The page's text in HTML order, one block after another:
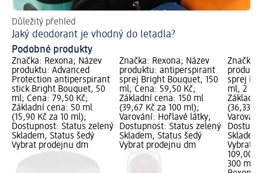
Důležitý přehled
Jaký deodorant je vhodný do letadla?
Podobné produkty
Značka: Rexona; Název
produktu: Advanced
Protection antiperspirant
stick Bright Bouquet, 50
ml; Cena: 79,50 Kč;
Základní cena: 50 ml
(15,90 Kč za 10 ml);
Dostupnost: Status zelený
Skladem, Status šedý
Vybrat prodejnu dm
Značka: Rexona; Název
produktu: antiperspirant
sprej Bright Bouquet, 150
ml; Cena: 59,50 Kč;
Základní cena: 150 ml
(39,67 Kč za 100 ml);
Varování: Hořlavé látky;
Dostupnost: Status zelený
Skladem, Status šedý
Vybrat prodejnu dm
Značka:
sprej
ml, 2 ks;
(36,33
Vybrat
109,00
300 ml